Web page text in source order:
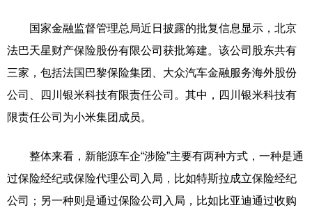
国家金融监督管理总局近日披露的批复信息显示，北京
法巴天星财产保险股份有限公司获批筹建。该公司股东共有
三家，包括法国巴黎保险集团、大众汽车金融服务海外股份
公司、四川银米科技有限责任公司。其中，四川银米科技有
限责任公司为小米集团成员。
整体来看，新能源车企“涉险”主要有两种方式，一种是通
过保险经纪或保险代理公司入局，比如特斯拉成立保险经纪
公司；另一种则是通过保险公司入局，比如比亚迪通过收购